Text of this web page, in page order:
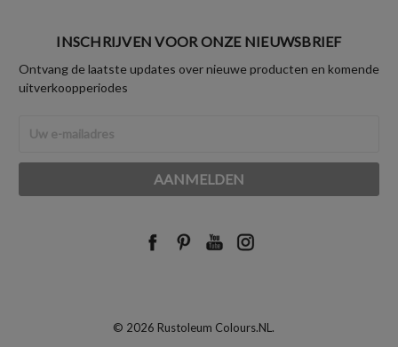
INSCHRIJVEN VOOR ONZE NIEUWSBRIEF
Ontvang de laatste updates over nieuwe producten en komende
uitverkoopperiodes
mailadres
© 2026 Rustoleum Colours.NL.